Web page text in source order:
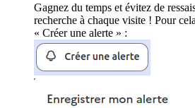
Gagnez du temps et évitez de
recherche à chaque visite ! Pour
« Créer une alerte » :